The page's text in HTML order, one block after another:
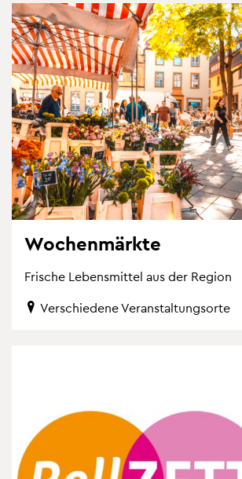
Wo­chen­märk­te
Fri­sche Le­bens­mit­tel aus der Re­gi­on
Ver­schie­de­ne Ver­an­stal­tungs­or­te